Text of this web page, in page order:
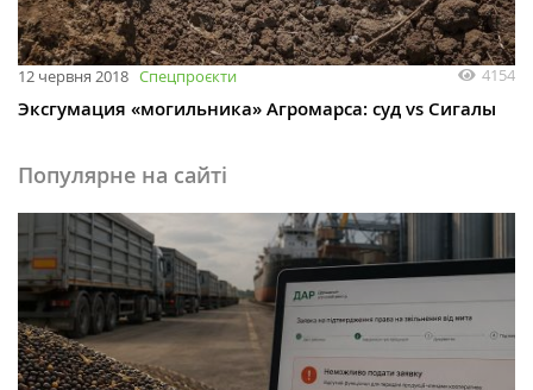
12 червня 2018 Спецпроєкти 4154
Эксгумация «могильника» Агромарса: суд vs Сигалы
Популярне на сайті